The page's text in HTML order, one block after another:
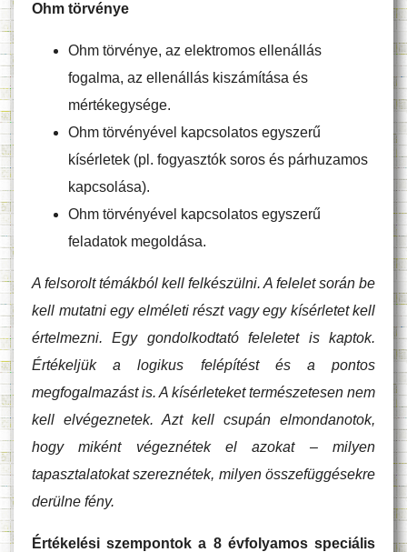
Ohm törvénye
Ohm törvénye, az elektromos ellenállás
fogalma, az ellenállás kiszámítása és
mértékegysége.
Ohm törvényével kapcsolatos egyszerű
kísérletek (pl. fogyasztók soros és párhuzamos
kapcsolása).
Ohm törvényével kapcsolatos egyszerű
feladatok megoldása.
A felsorolt témákból kell felkészülni. A felelet során be
kell mutatni egy elméleti részt vagy egy kísérletet kell
értelmezni. Egy gondolkodtató feleletet is kaptok.
Értékeljük a logikus felépítést és a pontos
megfogalmazást is. A kísérleteket természetesen nem
kell elvégeznetek. Azt kell csupán elmondanotok,
hogy miként végeznétek el azokat – milyen
tapasztalatokat szereznétek, milyen összefüggésekre
derülne fény.
Értékelési szempontok a 8 évfolyamos speciális